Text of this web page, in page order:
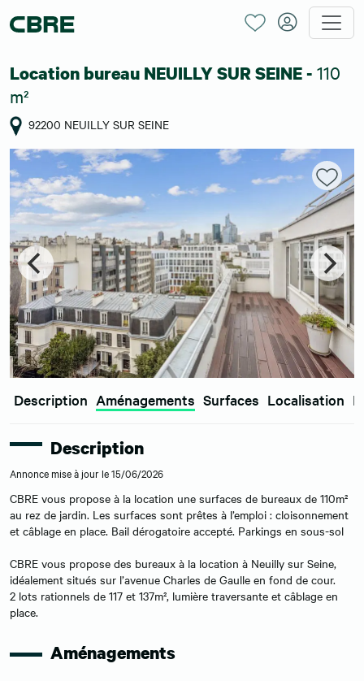
Location bureau NEUILLY SUR SEINE - 110
m²
92200 NEUILLY SUR SEINE
Description Aménagements Surfaces Localisation
Description
Annonce mise à jour le 15/06/2026
CBRE vous propose à la location une surfaces de bureaux de 110m²
au rez de jardin. Les surfaces sont prêtes à l’emploi : cloisonnement
et câblage en place. Bail dérogatoire accepté. Parkings en sous-sol
CBRE vous propose des bureaux à la location à Neuilly sur Seine,
idéalement situés sur l’avenue Charles de Gaulle en fond de cour.
2 lots rationnels de 117 et 137m², lumière traversante et câblage en
place.
Aménagements